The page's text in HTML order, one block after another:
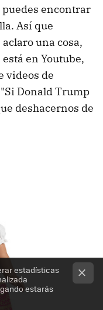
encontrar
Así que
una cosa,
en Youtube,
videos de
Donald Trump
deshacernos de
estadísticas
estarás